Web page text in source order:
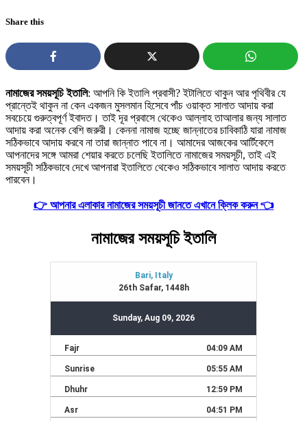
Share this
নামাজের সময়সূচি ইতালি: আপনি কি ইতালি প্রবাসী? ইটালিতে থাকুন আর পৃথিবীর যে
প্রান্তেই থাকুন না কেন একজন মুসলমান হিসেবে পাঁচ ওয়াক্ত সালাত আদায় করা
সবচেয়ে গুরুত্বপূর্ণ ইবাদত। তাই দূর প্রবাসে থেকেও আল্লাহ তাআলার জন্য সালাত
আদায় করা অনেক বেশি জরুরী। কেননা নামাজ হচ্ছে জান্নাতের চাবিকাঠি যারা নামাজ
সঠিকভাবে আদায় করবে না তারা জান্নাত পাবে না। আমাদের আজকের আর্টিকেলে
আপনাদের সঙ্গে আমরা শেয়ার করতে চলেছি ইতালিতে নামাজের সময়সূচী, তাই এই
সময়সূচী সঠিকভাবে দেখে আপনারা ইতালিতে থেকেও সঠিকভাবে সালাত আদায় করতে
পারবেন।
👉 আপনার এলাকার নামাজের সময়সূচী জানতে এখানে ক্লিক করুন 👈
নামাজের সময়সূচি ইতালি